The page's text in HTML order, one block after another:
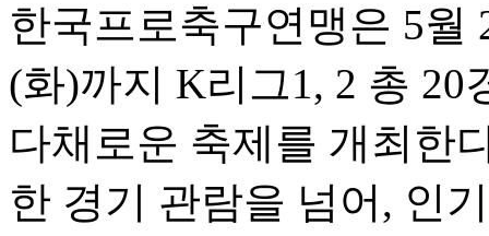
한국프로축구연맹은 5월
(화)까지 K리그1, 2 총
다채로운 축제를 개최한
한 경기 관람을 넘어, 인